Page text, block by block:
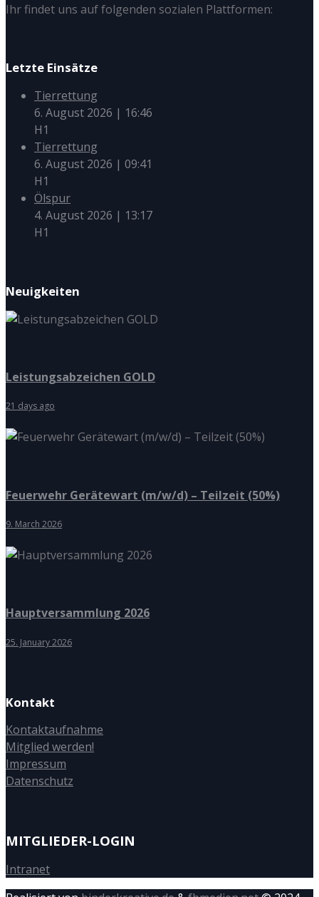
Ihr findet uns auf folgenden sozialen Plattformen:
Letzte Einsätze
Tierrettung
6. August 2026 | 16:46
H1
Tierrettung
6. August 2026 | 09:41
H1
Ölspur
4. August 2026 | 13:17
H1
Neuigkeiten
Leistungsabzeichen GOLD
21 days ago
Feuerwehr Gerätewart (m/w/d) – Teilzeit (50%)
9. March 2026
Hauptversammlung 2026
25. January 2026
Kontakt
Kontaktaufnahme
Mitglied werden!
Impressum
Datenschutz
MITGLIEDER-LOGIN
Intranet